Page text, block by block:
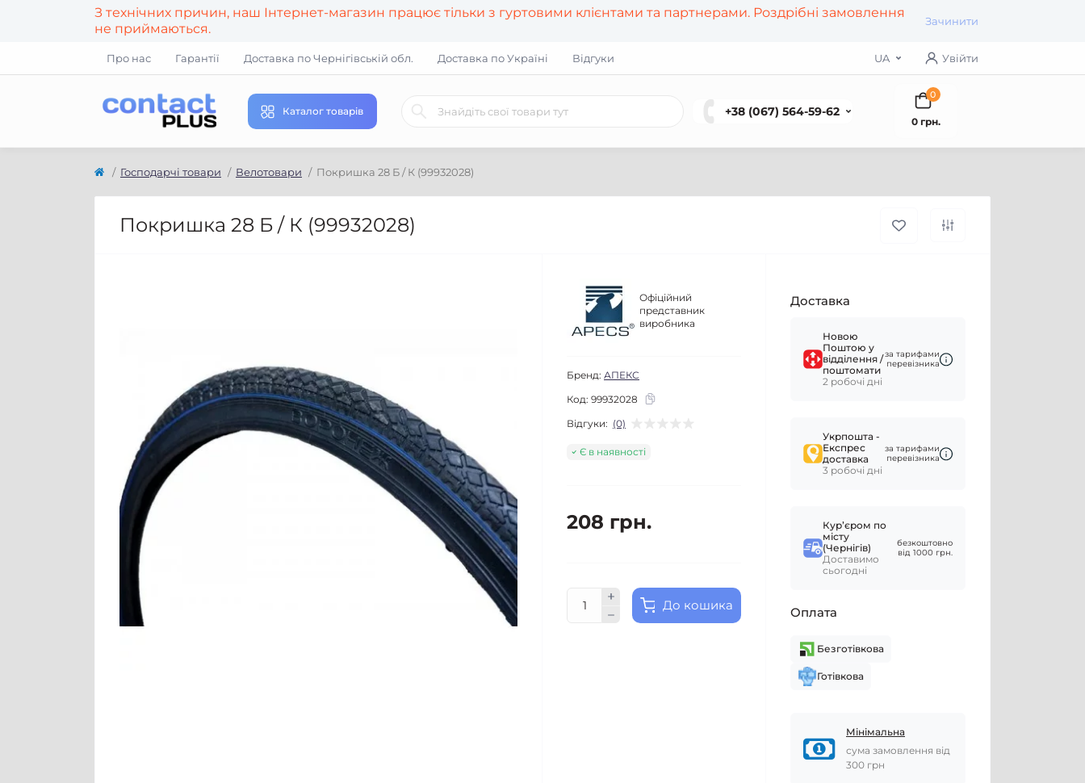
З технічних причин, наш Інтернет-магазин працює тільки з гуртовими клієнтами та партнерами. Роздрібні замовлення
не приймаються.
Зачинити
Про нас Гарантії Доставка по Чернігівській обл. Доставка по Україні Відгуки UA Увійти
Каталог товарів +38 (067) 564-59-62
0
0 грн.
Господарчі товари Велотовари Покришка 28 Б / К (99932028)
Покришка 28 Б / К (99932028)
Офіційний
представник
виробника
Бренд: АПЕКС
Код: 99932028
Відгуки: (0)
Є в наявності
208 грн.
До кошика
Доставка
Новою
Поштою у
відділення /
поштомати
2 робочі дні
за тарифами
перевізника
Укрпошта -
Експрес
доставка
3 робочі дні
за тарифами
перевізника
Курʼєром по
місту
(Чернігів)
Доставимо
сьогодні
безкоштовно
від 1000 грн.
Оплата
Безготівкова
Готівкова
Мінімальна
сума замовлення від
300 грн